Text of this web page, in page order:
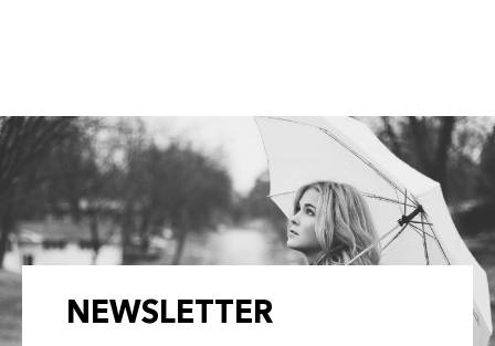
NEWSLETTER